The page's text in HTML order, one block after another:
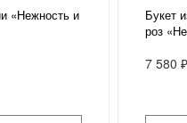
«Нежность и
Букет
роз
7 580